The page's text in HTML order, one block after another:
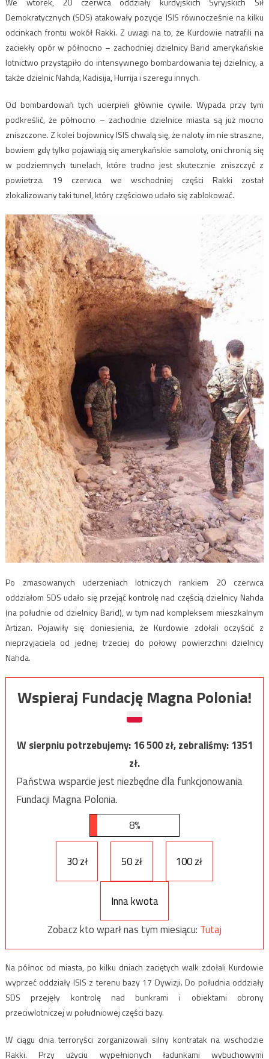
Demokratycznych (SDS) atakowały pozycje ISIS równocześnie na kilku
odcinkach frontu wokół Rakki. Z uwagi na to, że Kurdowie natrafili na
zaciekły opór w północno – zachodniej dzielnicy Barid amerykańskie
lotnictwo przystąpiło do intensywnego bombardowania tej dzielnicy, a
także dzielnic Nahda, Kadisija, Hurrija i szeregu innych.
Od bombardowań tych ucierpieli głównie cywile. Wypada przy tym
podkreślić, że północno – zachodnie dzielnice miasta są już mocno
zniszczone. Z kolei bojownicy ISIS chwalą się, że naloty im nie straszne,
bowiem gdy tylko pojawiają się amerykańskie samoloty, oni chronią się
w podziemnych tunelach, które trudno jest skutecznie zniszczyć z
powietrza. 19 czerwca we wschodniej części Rakki został
zlokalizowany taki tunel, który częściowo udało się zablokować.
Po zmasowanych uderzeniach lotniczych rankiem 20 czerwca
oddziałom SDS udało się przejąć kontrolę nad częścią dzielnicy Nahda
(na południe od dzielnicy Barid), w tym nad kompleksem mieszkalnym
Artizan. Pojawiły się doniesienia, że Kurdowie zdołali oczyścić z
nieprzyjaciela od jednej trzeciej do połowy powierzchni dzielnicy
Nahda.
Wspieraj Fundację Magna Polonia!
W sierpniu potrzebujemy:16 500zł, zebraliśmy:1351
zł.
Państwa wsparcie jest niezbędne dla funkcjonowania
Fundacji Magna Polonia.
8%
30 zł 50 zł 100 zł
Inna kwota
Zobacz kto wparł nas tym miesiącu: Tutaj
Na północ od miasta, po kilku dniach zaciętych walk zdołali Kurdowie
wyprzeć oddziały ISIS z terenu bazy 17 Dywizji. Do południa oddziały
SDS przejęły kontrolę nad bunkrami i obiektami obrony
przeciwlotniczej w południowej części bazy.
W ciągu dnia terroryści zorganizowali silny kontratak na wschodzie
Rakki. Przy użyciu wypełnionych ładunkami wybuchowymi